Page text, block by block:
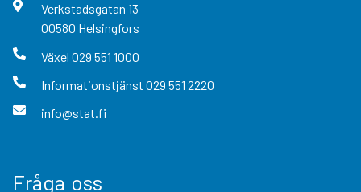
Verkstadsgatan 13
00580 Helsingfors
Växel 029 551 1000
Informationstjänst 029 551 2220
info@stat.fi
Fråga oss